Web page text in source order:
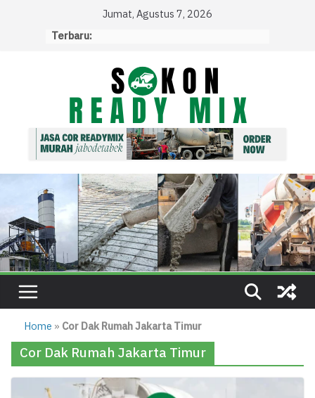
Jumat, Agustus 7, 2026
Terbaru:
Home » Cor Dak Rumah Jakarta Timur
Cor Dak Rumah Jakarta Timur